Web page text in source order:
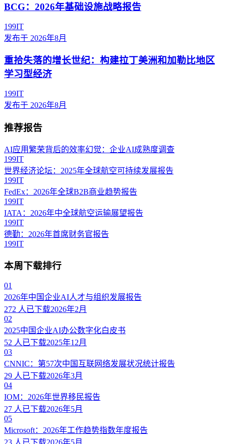
BCG：2026年基础设施战略报告
199IT
发布于 2026年8月
重拾失落的增长世纪：构建拉丁美洲和加勒比地区
学习型经济
199IT
发布于 2026年8月
推荐报告
AI应用繁荣背后的效率幻觉：企业AI成熟度调查
199IT
世界经济论坛：2025年全球航空可持续发展报告
199IT
FedEx：2026年全球B2B商业趋势报告
199IT
IATA：2026年中全球航空运输展望报告
199IT
德勤：2026年首席财务官报告
199IT
本周下载排行
01
2026年中国企业AI人才与组织发展报告
272 人已下载2026年2月
02
2025中国企业AI办公数字化白皮书
52 人已下载2025年12月
03
CNNIC：第57次中国互联网络发展状况统计报告
29 人已下载2026年3月
04
IOM：2026年世界移民报告
27 人已下载2026年5月
05
Microsoft：2026年工作趋势指数年度报告
23 人已下载2026年5月